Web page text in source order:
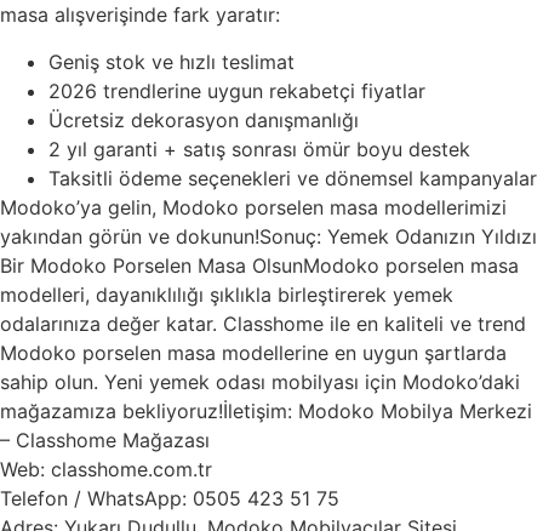
masa alışverişinde fark yaratır:
Geniş stok ve hızlı teslimat
2026 trendlerine uygun rekabetçi fiyatlar
Ücretsiz dekorasyon danışmanlığı
2 yıl garanti + satış sonrası ömür boyu destek
Taksitli ödeme seçenekleri ve dönemsel kampanyalar
Modoko’ya gelin, Modoko porselen masa modellerimizi
yakından görün ve dokunun!Sonuç: Yemek Odanızın Yıldızı
Bir Modoko Porselen Masa OlsunModoko porselen masa
modelleri, dayanıklılığı şıklıkla birleştirerek yemek
odalarınıza değer katar. Classhome ile en kaliteli ve trend
Modoko porselen masa modellerine en uygun şartlarda
sahip olun. Yeni yemek odası mobilyası için Modoko’daki
mağazamıza bekliyoruz!İletişim: Modoko Mobilya Merkezi
– Classhome Mağazası
Web: classhome.com.tr
Telefon / WhatsApp: 0505 423 51 75